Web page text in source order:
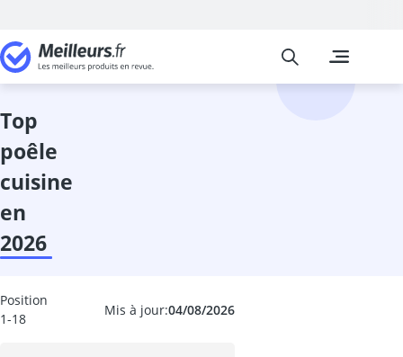
Cuisine et
Abattant wc
Meilleurs
top
poêle
cuisine
en
2026
Mis à jour:04/08/2026
Position
1-18